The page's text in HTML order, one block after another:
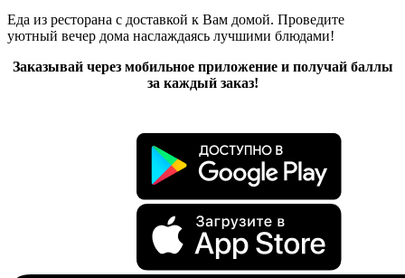
Еда из ресторана с доставкой к Вам домой. Проведите
уютный вечер дома наслаждаясь лучшими блюдами!
Заказывай через мобильное приложение и получай баллы
за каждый заказ!